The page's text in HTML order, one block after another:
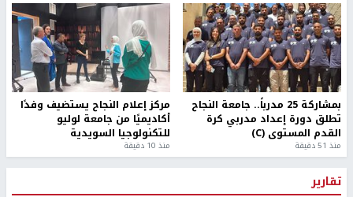
بمشاركة 25 مدرباً.. جامعة النجاح
تطلق دورة إعداد مدربي كرة
القدم المستوى (C)
منذ 51 دقيقة
مركز إعلام النجاح يستضيف وفدًا
أكاديميًا من جامعة لوليو
للتكنولوجيا السويدية
منذ 10 دقيقة
تقارير